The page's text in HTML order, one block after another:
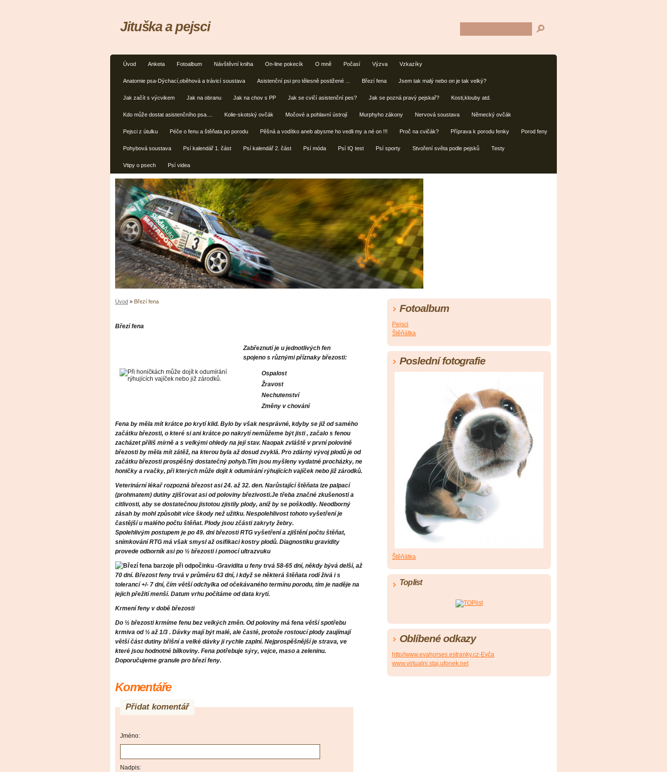
Úvod Anketa Fotoalbum Návštěvní kniha On-line pokecík O mně Počasí Výzva Vzkazíky
Anatomie psa-Dýchací,oběhová a trávicí soustava Asistenční psi pro tělesně postižené ... Březí fena Jsem tak malý nebo on je tak velký?
Jak začít s výcvikem Jak na obranu Jak na chov s PP Jak se cvičí asistenční pes? Jak se pozná pravý pejskař? Kosti,klouby atd.
Kdo může dostat asistenčního psa.... Kolie-skotský ovčák Močové a pohlavní ústrojí Murphyho zákony Nervová soustava Německý ovčák
Pejsci z útulku Péče o fenu a štěňata po porodu Pěšná a vodítko aneb abysme ho vedli my a né on !!! Proč na cvičák? Příprava k porodu fenky Porod feny
Pohybová soustava Psí kalendář 1. část Psí kalendář 2. část Psí móda Psí IQ test Psí sporty Stvoření světa podle pejsků Testy
Vtipy o psech Psí videa
Jituška a pejsci
Úvod » Březí fena
Březí fena
Zabřeznutí je u jednotlivých fen
spojeno s různými příznaky březosti:
Ospalost
Žravost
Nechutenství
Změny v chování
Fena by měla mít krátce po krytí klid. Bylo by však nesprávné, kdyby se již od samého
začátku březosti, o které si ani krátce po nakrytí nemůžeme být jisti , začalo s fenou
zacházet příliš mírně a s velkými ohledy na její stav. Naopak zvláště v první polovině
březosti by měla mít zátěž, na kterou byla až dosud zvyklá. Pro zdárný vývoj plodů je od
začátku březosti prospěšný dostatečný pohyb.Tím jsou myšleny vydatné procházky, ne
honičky a rvačky, při kterých může dojít k odumírání rýhujících vajíček nebo již zárodků.
Veterinární lékař rozpozná březost asi 24. až 32. den. Narůstající štěňata lze palpací
(prohmatem) dutiny zjišťovat asi od poloviny březivosti.Je třeba značné zkušenosti a
citlivosti, aby se dostatečnou jistotou zjistily plody, aniž by se poškodily. Neodborný
zásah by mohl způsobit více škody než užitku. Nespolehlivost tohoto vyšetření je
častější u malého počtu štěňat. Plody jsou zčásti zakryty žebry.
Spolehlivým postupem je po 49. dni březosti RTG vyšetření a zjištění počtu štěňat,
snímkování RTG má však smysl až osifikaci kostry plodů. Diagnostiku gravidity
provede odborník asi po ½ březosti i pomocí ultrazvuku
Gravidita u feny trvá 58-65 dní, někdy bývá delší, až
70 dní. Březost feny trvá v průměru 63 dní, i když se některá štěňata rodí živá i s
tolerancí +/- 7 dní, čím větší odchylka od očekávaného termínu porodu, tím je naděje na
jejich přežití menší. Datum vrhu počítáme od data krytí.
Krmení feny v době březosti
Do ½ březosti krmíme fenu bez velkých změn. Od poloviny má fena větší spotřebu
krmiva od ½ až 1/3 . Dávky mají být malé, ale časté, protože rostoucí plody zaujímají
větší část dutiny břišní a velké dávky ji rychle zaplní. Nejprospěšnější je strava, ve
které jsou hodnotné bílkoviny. Fena potřebuje sýry, vejce, maso a zeleninu.
Doporučujeme granule pro březí feny.
Komentáře
Přidat komentář
Jméno:
Nadpis:
Fotoalbum
Pejsci
Štěňátka
Poslední fotografie
Štěňátka
Toplist
Oblíbené odkazy
http//www.evahorses.estranky.cz-Evča
www.virtualni.staj.ufonek.net